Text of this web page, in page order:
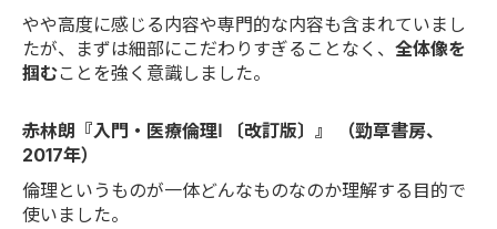
やや高度に感じる内容や専門的な内容も含まれていまし
たが、まずは細部にこだわりすぎることなく、 全体像を
掴むことを強く意識しました。
赤林朗『入門・医療倫理Ⅰ 〔改訂版〕』 （勁草書房、
2017年）
倫理というものが一体どんなものなのか理解する目的で
使いました。